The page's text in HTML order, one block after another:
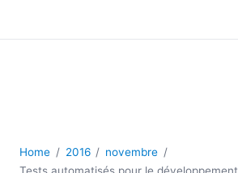
Home 2016
novembre
Tests automatisés pour le